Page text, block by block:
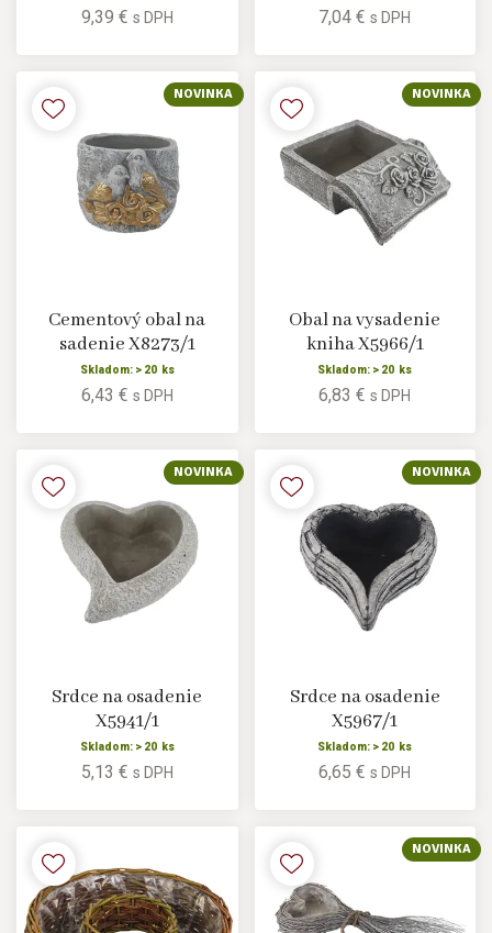
9,39 € s DPH 7,04 €s DPH
NOVINKA
Cementový obal na
sadenie X8273/1
Skladom: > 20 ks
6,43 € s DPH
NOVINKA
Obal na vysadenie
kniha X5966/1
Skladom: > 20 ks
6,83 €s DPH
NOVINKA
Srdce na osadenie
X5941/1
Skladom: > 20 ks
5,13 € s DPH
NOVINKA
Srdce na osadenie
X5967/1
Skladom: > 20 ks
6,65 €s DPH
NOVINKA